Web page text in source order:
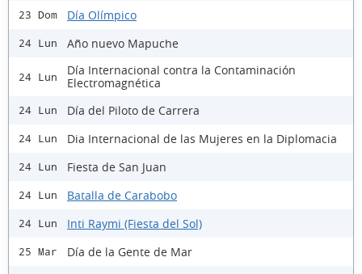
23 Dom Día Olímpico
24 Lun Año nuevo Mapuche
24 Lun
Día Internacional contra la Contaminación
Electromagnética
24 Lun Día del Piloto de Carrera
24 Lun Dia Internacional de las Mujeres en la Diplomacia
24 Lun Fiesta de San Juan
24 Lun Batalla de Carabobo
24 Lun Inti Raymi (Fiesta del Sol)
25 Mar Día de la Gente de Mar